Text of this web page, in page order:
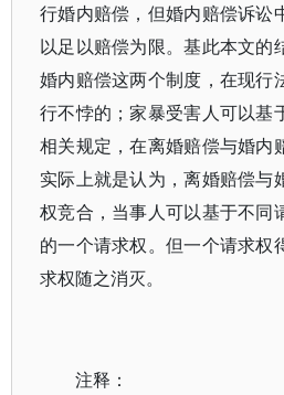
行婚内赔偿，但婚内赔偿诉讼
以足以赔偿为限。基此本文的
婚内赔偿这两个制度，在现行
行不悖的；家暴受害人可以基
相关规定，在离婚赔偿与婚内
实际上就是认为，离婚赔偿与
权竞合，当事人可以基于不同
的一个请求权。但一个请求权
求权随之消灭。
注释：